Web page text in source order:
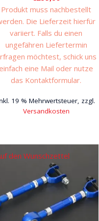
Produkt muss nachbestellt
Die Lieferzeit hierfür
variiert. Falls du einen
ungefähren Liefertermin
möchtest, schick uns
eine Mail oder nutze
das Kontaktformular.
19 % Mehrwertsteuer, zzgl.
Versandkosten
den Wunschzettel